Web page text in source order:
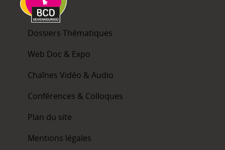
Dossiers Thématiques
Web Doc & Expo
Chaînes Vidéo & Audio
Conférences & Colloques
Plan du site
Mentions légales